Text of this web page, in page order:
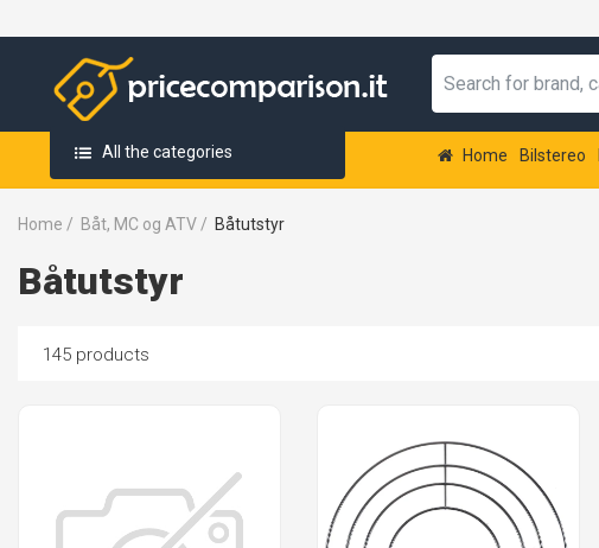
All the categories Home Bilstereo
Home / Båt, MC og ATV / Båtutstyr
Båtutstyr
145 products